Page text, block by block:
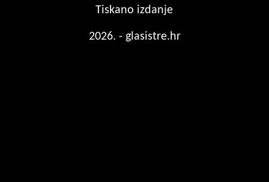
Tiskano izdanje
2026. - glasistre.hr